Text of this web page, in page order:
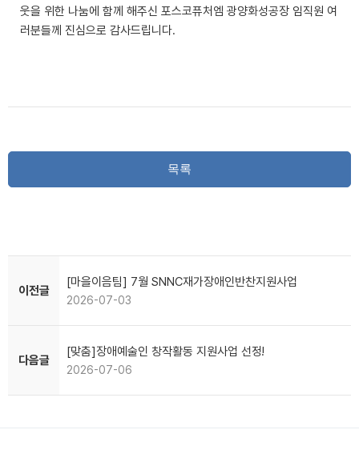
웃을 위한 나눔에 함께 해주신 포스코퓨처엠 광양화성공장 임직원 여
러분들께 진심으로 감사드립니다.
목록
이전글
[마을이음팀] 7월 SNNC재가장애인반찬지원사업
2026-07-03
다음글
[맞춤]장애예술인 창작활동 지원사업 선정!
2026-07-06